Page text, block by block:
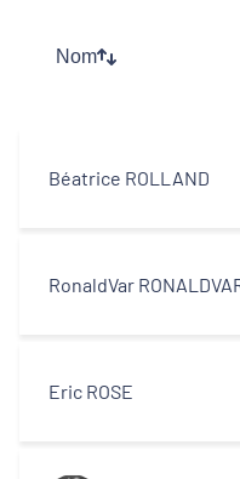
Dynamiques
Territoires
Nom
Béatrice ROLLAND
RonaldVar
Eric ROSE